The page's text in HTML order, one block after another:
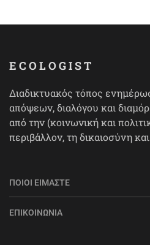
ECOLOGIST
Διαδικτυακός τόπος
απόψεων, διαλόγου και
από την (κοινωνική και
περιβάλλον, τη δικαιοσύνη
ΠΟΙΟΙ ΕΊΜΑΣΤΕ
ΕΠΙΚΟΙΝΩΝΊΑ